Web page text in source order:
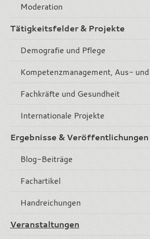
Moderation
Tätigkeitsfelder & Projekte
Demografie und Pflege
Kompetenzmanagement, Aus-
Fachkräfte und Gesundheit
Internationale Projekte
Ergebnisse & Veröffentlichungen
Blog-Beiträge
Fachartikel
Handreichungen
Veranstaltungen